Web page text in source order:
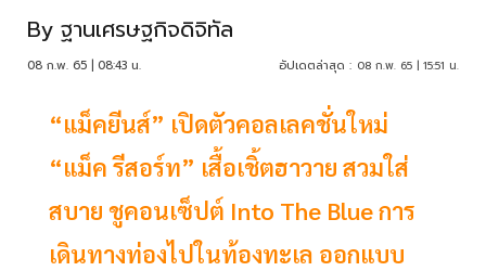
By ฐานเศรษฐกิจดิจิทัล
08 ก.พ. 65 | 08:43 น. อัปเดตล่าสุด : 08 ก.พ. 65 | 15:51 น.
“แม็คยีนส์” เปิดตัวคอลเลคชั่นใหม่
“แม็ค รีสอร์ท” เสื้อเชิ้ตฮาวาย สวมใส่
สบาย ชูคอนเซ็ปต์ Into The Blue การ
เดินทางท่องไปในท้องทะเล ออกแบบ